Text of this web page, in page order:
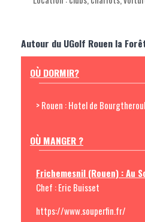
Autour du UGolf Rouen la
OÙ DORMIR?
> Rouen : Hotel de
OÙ MANGER ?
Frichemesnil (Rouen) : Au
Chef : Eric Buisset
https://www.souperfin.fr/